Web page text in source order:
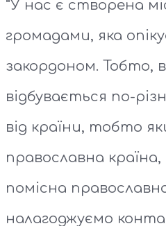
“У нас є створена
громадами, яка
закордоном. Тобто,
відбувається по-
від країни, тобто
православна
помісна
налагоджуємо